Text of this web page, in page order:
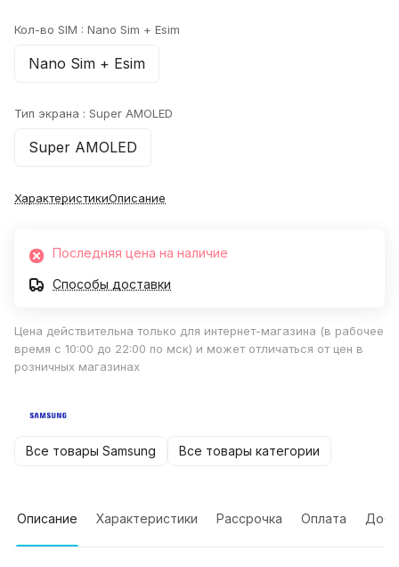
Кол-во SIM : Nano Sim + Esim
Nano Sim + Esim
Тип экрана : Super AMOLED
Super AMOLED
ХарактеристикиОписание
Последняя цена на наличие
Способы доставки
Цена действительна только для интернет-магазина (в рабочее
время с 10:00 до 22:00 по мск) и может отличаться от цен в
розничных магазинах
Все товары Samsung Все товары категории
Описание Характеристики Рассрочка Оплата